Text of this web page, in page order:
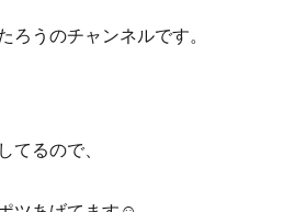
うのチャンネルです。
てるので、